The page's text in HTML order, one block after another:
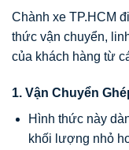
Chành xe TP.HCM
thức vận chuyển,
của khách hàng từ
1. Vận Chuyển
Hình thức này
khối lượng nhỏ